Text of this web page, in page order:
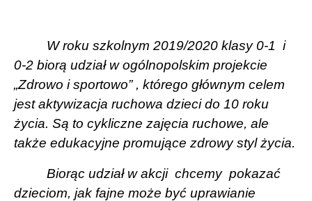
W roku szkolnym 2019/2020 klasy 0-1 i
0-2 biorą udział w ogólnopolskim projekcie
„Zdrowo i sportowo” , którego głównym celem
jest aktywizacja ruchowa dzieci do 10 roku
życia. Są to cykliczne zajęcia ruchowe, ale
także edukacyjne promujące zdrowy styl życia.
Biorąc udział w akcji chcemy pokazać
dzieciom, jak fajne może być uprawianie